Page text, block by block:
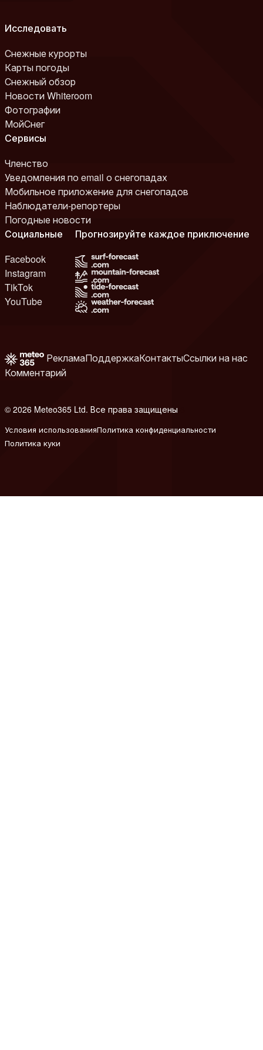
Исследовать
Снежные курорты
Карты погоды
Снежный обзор
Новости Whiteroom
Фотографии
МойСнег
Сервисы
Членство
Уведомления по email о снегопадах
Мобильное приложение для снегопадов
Наблюдатели-репортеры
Погодные новости
Социальные
Facebook
Instagram
TikTok
YouTube
Прогнозируйте каждое приключение
РекламаПоддержкаКонтактыСсылки на нас
Комментарий
© 2026 Meteo365 Ltd. Все права защищены
Условия использованияПолитика конфиденциальности
Политика куки